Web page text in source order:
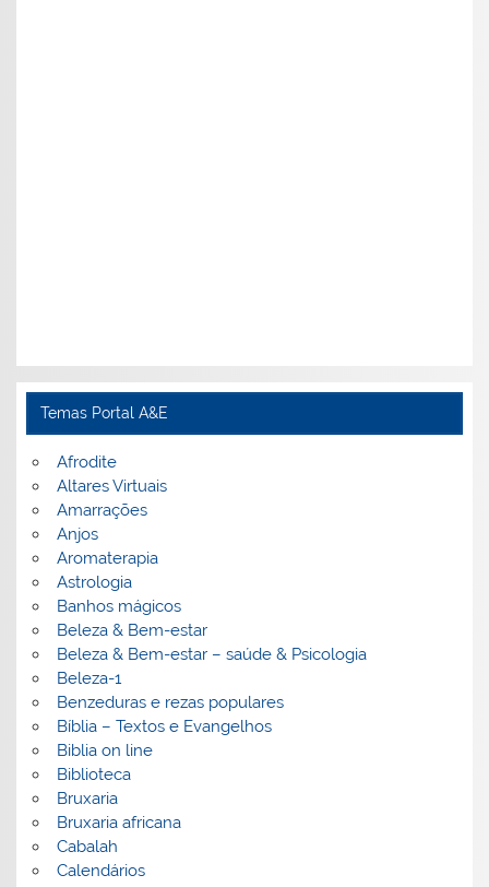
Temas Portal A&E
Afrodite
Altares Virtuais
Amarrações
Anjos
Aromaterapia
Astrologia
Banhos mágicos
Beleza & Bem-estar
Beleza & Bem-estar – saúde & Psicologia
Beleza-1
Benzeduras e rezas populares
Bíblia – Textos e Evangelhos
Biblia on line
Biblioteca
Bruxaria
Bruxaria africana
Cabalah
Calendários